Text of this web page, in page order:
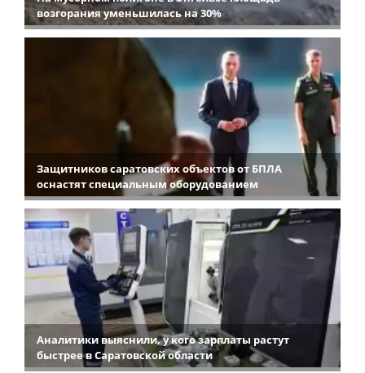
возгорания уменьшилась на 30%
Защитников саратовских объектов от БПЛА
оснастят специальным оборудованием
Аналитики выяснили, у кого зарплаты растут
быстрее в Саратовской области